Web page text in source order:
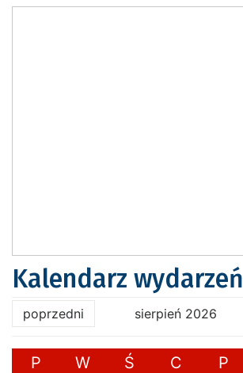
Kalendarz wydarzeń
poprzedni sierpień 2026
P W Ś C P